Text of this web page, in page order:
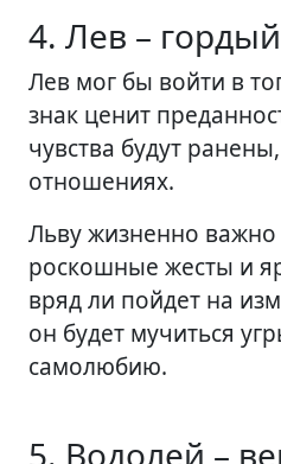
4. Лев –
Лев мог бы войти в
знак ценит
чувства будут
отношениях.
Льву жизненно важно
роскошные жесты и
вряд ли пойдет на
он будет мучиться
самолюбию.
5. Водолей –